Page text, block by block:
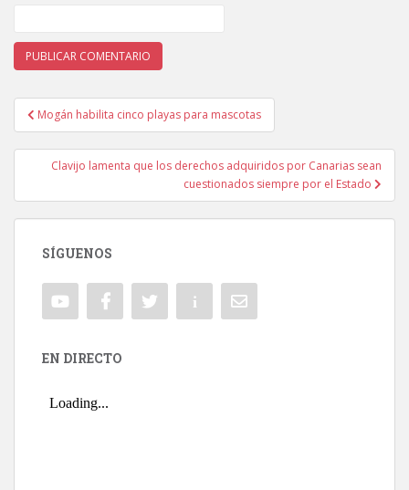
Navegación de entradas
Mogán habilita cinco playas para mascotas
Clavijo lamenta que los derechos adquiridos por Canarias sean
cuestionados siempre por el Estado
SÍGUENOS
EN DIRECTO